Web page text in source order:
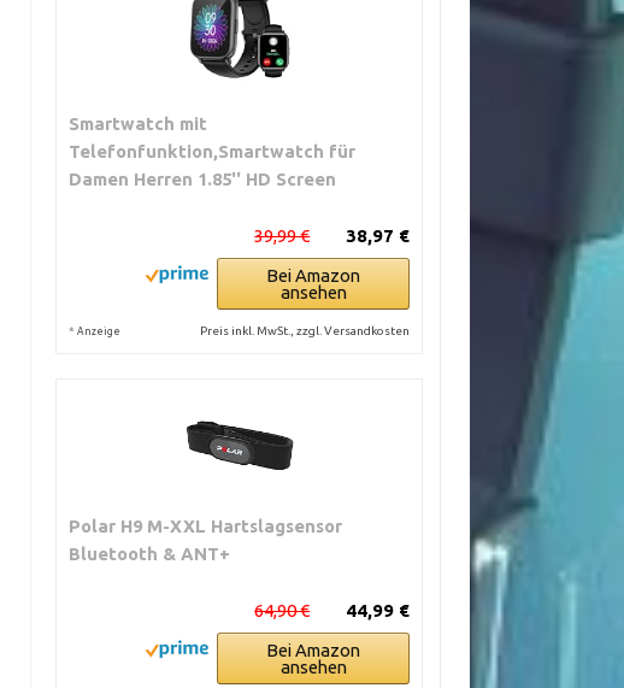
Smartwatch mit
Telefonfunktion,Smartwatch für
Damen Herren 1.85'' HD Screen
38,97 €
39,99 €
Bei Amazon
ansehen
* Anzeige Preis inkl. MwSt., zzgl. Versandkosten
Polar H9 M-XXL Hartslagsensor
Bluetooth & ANT+
44,99 €
64,90 €
Bei Amazon
ansehen